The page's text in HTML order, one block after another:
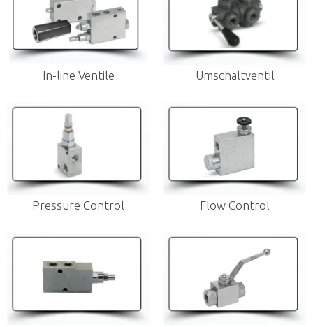
In-line Ventile Umschaltventil
Pressure Control Flow Control